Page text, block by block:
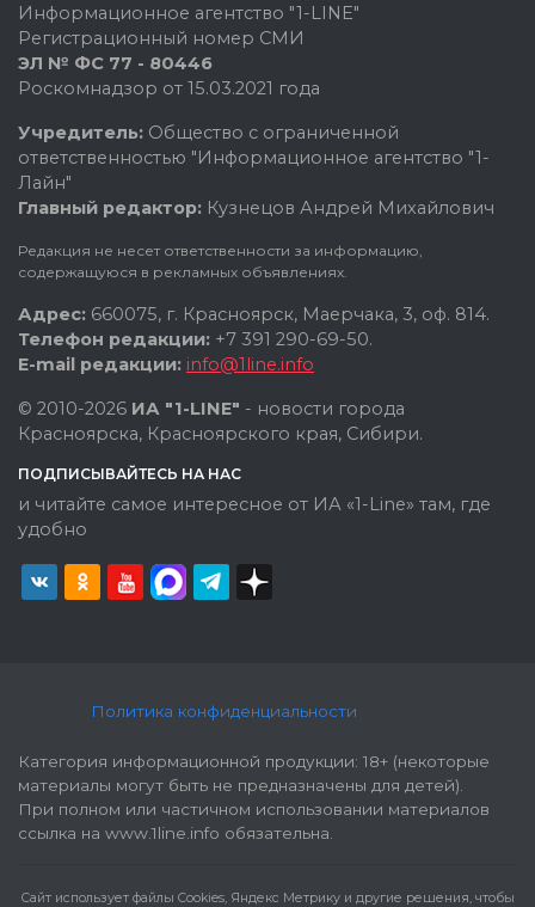
Информационное агентство "1-LINE"
Регистрационный номер СМИ
ЭЛ № ФС 77 - 80446
Роскомнадзор от 15.03.2021 года
Учредитель: Общество с ограниченной
ответственностью "Информационное агентство "1-
Лайн"
Главный редактор: Кузнецов Андрей Михайлович
Редакция не несет ответственности за информацию,
содержащуюся в рекламных объявлениях.
Адрес: 660075, г. Красноярск, Маерчака, 3, оф. 814.
Телефон редакции: +7 391 290-69-50.
E-mail редакции: info@1line.info
© 2010-2026 ИА "1-LINE" - новости города
Красноярска, Красноярского края, Сибири.
ПОДПИСЫВАЙТЕСЬ НА НАС
и читайте самое интересное от ИА «1-Line» там, где
удобно
Политика конфиденциальности
Категория информационной продукции: 18+ (некоторые
материалы могут быть не предназначены для детей).
При полном или частичном использовании материалов
ссылка на www.1line.info обязательна.
Cайт использует файлы Cookies, Яндекс Метрику и другие решения, чтобы